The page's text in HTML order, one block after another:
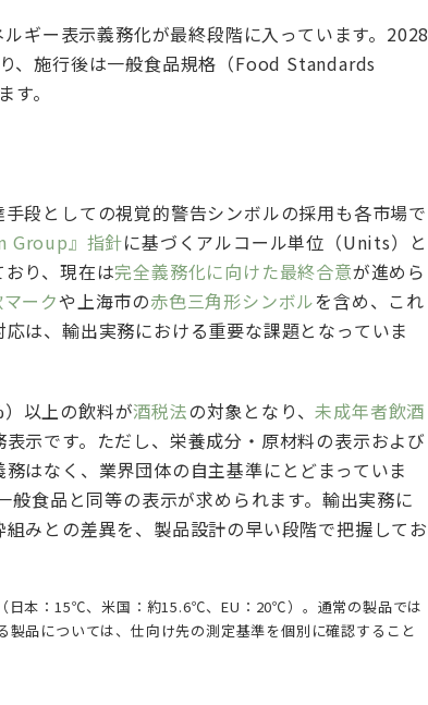
ギー表示義務化が最終段階に入っています。2028
、施行後は一般食品規格（Food Standards
。
段としての視覚的警告シンボルの採用も各市場で
Group』指針に基づくアルコール単位（Units）と
り、現在は完全義務化に向けた最終合意が進めら
ークや上海市の赤色三角形シンボルを含め、これ
は、輸出実務における重要な課題となっていま
以上の飲料が酒税法の対象となり、未成年者飲酒
示です。ただし、栄養成分・原材料の表示および
はなく、業界団体の自主基準にとどまっていま
食品と同等の表示が求められます。輸出実務に
みとの差異を、製品設計の早い段階で把握してお
日本：15℃、米国：約15.6℃、EU：20℃）。通常の製品では
品については、仕向け先の測定基準を個別に確認すること